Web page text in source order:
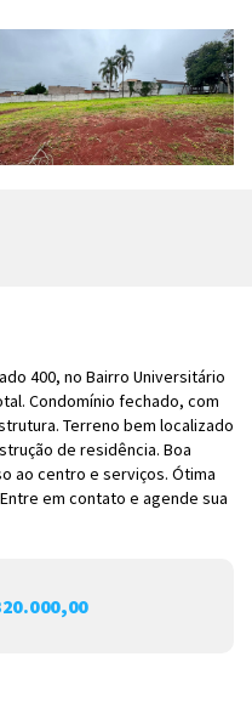
400, no Bairro Universitário
Condomínio fechado, com
Terreno bem localizado
de residência. Boa
ao centro e serviços. Ótima
em contato e agende sua